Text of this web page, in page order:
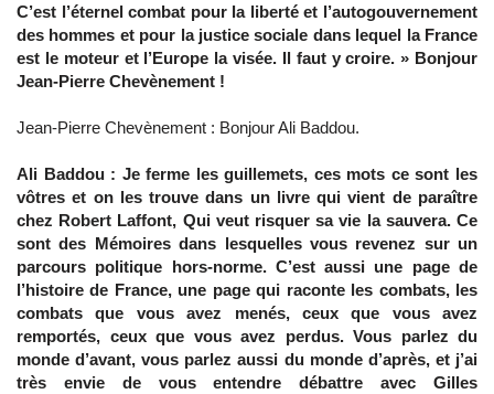
C’est l’éternel combat pour la liberté et l’autogouvernement
des hommes et pour la justice sociale dans lequel la France
est le moteur et l’Europe la visée. Il faut y croire. » Bonjour
Jean-Pierre Chevènement !
Jean-Pierre Chevènement : Bonjour Ali Baddou.
Ali Baddou : Je ferme les guillemets, ces mots ce sont les
vôtres et on les trouve dans un livre qui vient de paraître
chez Robert Laffont, Qui veut risquer sa vie la sauvera. Ce
sont des Mémoires dans lesquelles vous revenez sur un
parcours politique hors-norme. C’est aussi une page de
l’histoire de France, une page qui raconte les combats, les
combats que vous avez menés, ceux que vous avez
remportés, ceux que vous avez perdus. Vous parlez du
monde d’avant, vous parlez aussi du monde d’après, et j’ai
très envie de vous entendre débattre avec Gilles